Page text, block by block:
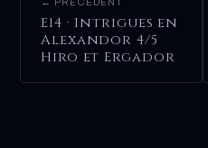
E14 · Intrigues en
Alexandor 4/5
Hiro et Ergador